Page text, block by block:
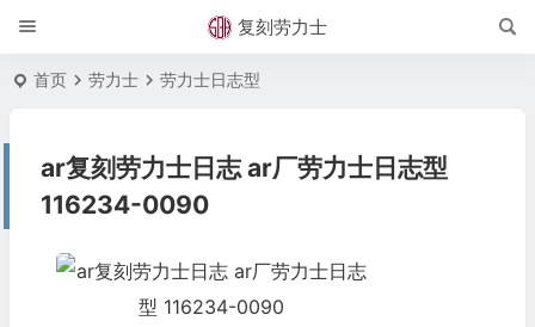
复刻劳力士
首页 劳力士 劳力士日志型
ar复刻劳力士日志 ar厂劳力士日志型
116234-0090